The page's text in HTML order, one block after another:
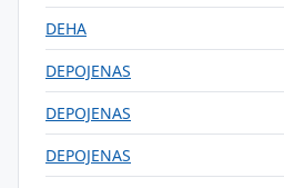
DEHA
DEPOJENAS
DEPOJENAS
DEPOJENAS